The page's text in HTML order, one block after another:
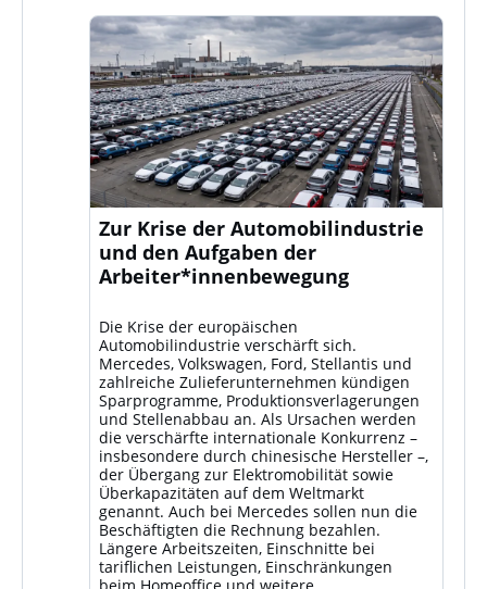
Zur Krise der Automobilindustrie
und den Aufgaben der
Arbeiter*innenbewegung
Die Krise der europäischen
Automobilindustrie verschärft sich.
Mercedes, Volkswagen, Ford, Stellantis und
zahlreiche Zulieferunternehmen kündigen
Sparprogramme, Produktionsverlagerungen
und Stellenabbau an. Als Ursachen werden
die verschärfte internationale Konkurrenz –
insbesondere durch chinesische Hersteller –,
der Übergang zur Elektromobilität sowie
Überkapazitäten auf dem Weltmarkt
genannt. Auch bei Mercedes sollen nun die
Beschäftigten die Rechnung bezahlen.
Längere Arbeitszeiten, Einschnitte bei
tariflichen Leistungen, Einschränkungen